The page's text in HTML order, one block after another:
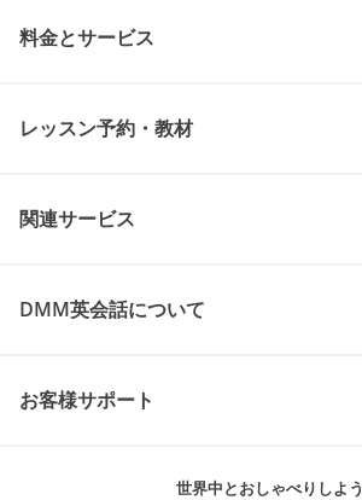
料金とサービス
レッスン予約・教材
関連サービス
DMM英会話について
お客様サポート
世界中とおしゃべりしよう